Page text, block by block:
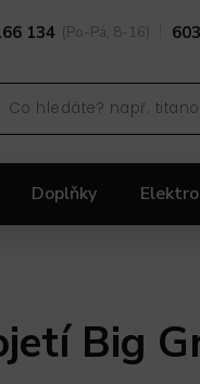
134 (Po-Pá, 8-16)
Doplňky Elektro
Big